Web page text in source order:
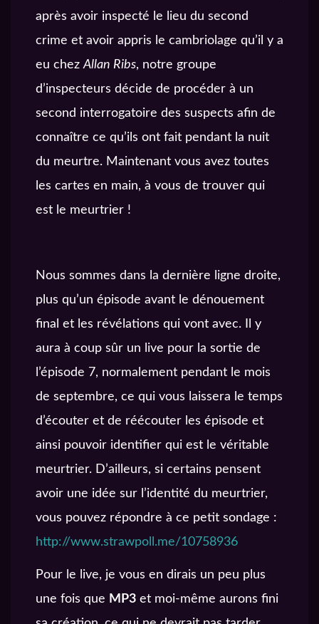
après avoir inspecté le lieu du second
crime et avoir appris le cambriolage qu’il y a
eu chezAllan Ribs, notre groupe
d’inspecteurs décide de procéder à un
second interrogatoire des suspects afin de
connaître ce qu’ils ont fait pendant la nuit
du meurtre. Maintenant vous avez toutes
les cartes en main, à vous de trouver qui
est le meurtrier !
Nous sommes dans la dernière ligne droite,
plus qu’un épisode avant le dénouement
final et les révélations qui vont avec. Il y
aura à coup sûr un live pour la sortie de
l’épisode 7, normalement pendant le mois
de septembre, ce qui vous laissera le temps
d’écouter et de réécouter les épisode et
ainsi pouvoir identifier qui est le véritable
meurtrier. D’ailleurs, si certains pensent
avoir une idée sur l’identité du meurtrier,
vous pouvez répondre à ce petit sondage :
http://www.strawpoll.me/10758936
Pour le live, je vous en dirais un peu plus
une fois que MP3 et moi-même aurons fini